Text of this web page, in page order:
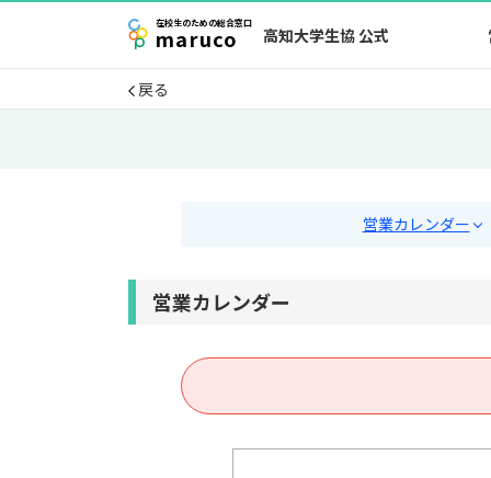
maruco
在校生のための総合窓口
高知大学生協 公式
戻る
営業カレンダー
営業カレンダー